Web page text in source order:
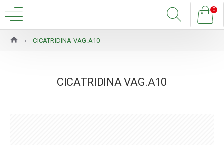
0
CICATRIDINA VAG.A10
CICATRIDINA VAG.A10